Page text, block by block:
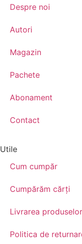
Despre noi
Autori
Magazin
Pachete
Abonament
Contact
Utile
Cum cumpăr
Cumpărăm cărţi
Livrarea produselor
Politica de